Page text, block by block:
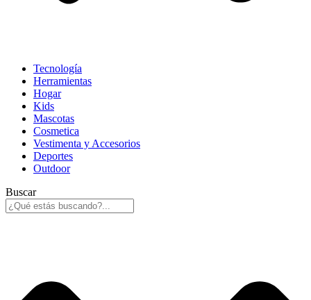
Tecnología
Herramientas
Hogar
Kids
Mascotas
Cosmetica
Vestimenta y Accesorios
Deportes
Outdoor
Buscar